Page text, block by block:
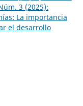
3 (2025):
La importancia
el desarrollo